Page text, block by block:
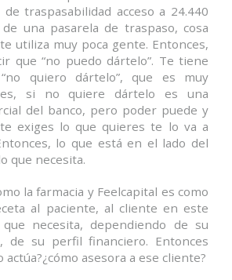
traspasabilidad acceso a 24.440
una pasarela de traspaso, cosa
utiliza muy poca gente. Entonces,
que “no puedo dártelo”. Te tiene
quiero dártelo”, que es muy
si no quiere dártelo es una
del banco, pero poder puede y
exiges lo que quieres te lo va a
lo que está en el lado del
que necesita.
la farmacia y Feelcapital es como
al paciente, al cliente en este
necesita, dependiendo de su
de su perfil financiero. Entonces
actúa?¿cómo asesora a ese cliente?